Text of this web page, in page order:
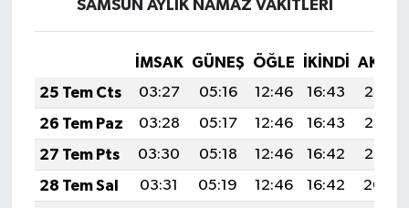
SAMSUN AYLIK NAMAZ VAKITLERI
İMSAK GÜNEŞ ÖĞLE İKINDI
25 Tem Cts
03:27 05:16 12:46 16:43
20:07
26 Tem Paz
03:28 05:17 12:46 16:43
20:06
27 Tem Pts
03:30 05:18 12:46 16:42
20:05
28 Tem Sal
03:31 05:19 12:46 16:42
20:04